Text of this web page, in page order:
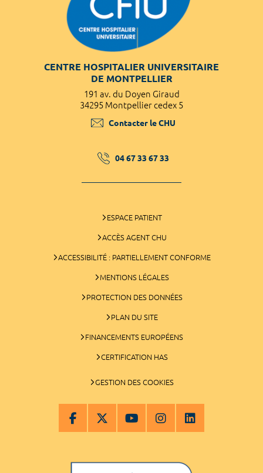
CENTRE HOSPITALIER UNIVERSITAIRE
DE MONTPELLIER
191 av. du Doyen Giraud
34295 Montpellier cedex 5
Contacter le CHU
04 67 33 67 33
ESPACE PATIENT
ACCÈS AGENT CHU
ACCESSIBILITÉ : PARTIELLEMENT CONFORME
MENTIONS LÉGALES
PROTECTION DES DONNÉES
PLAN DU SITE
FINANCEMENTS EUROPÉENS
CERTIFICATION HAS
GESTION DES COOKIES